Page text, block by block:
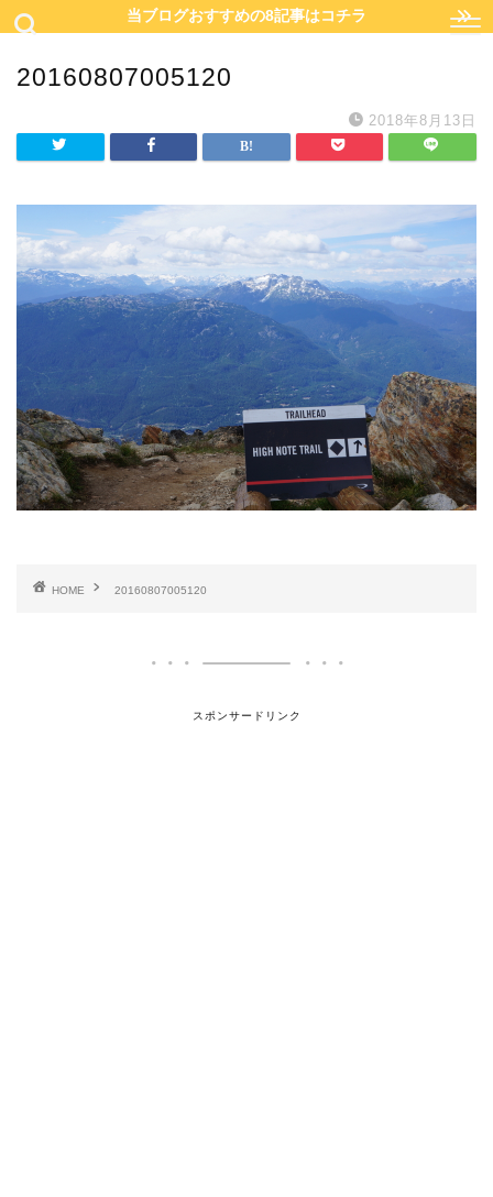
当ブログおすすめの8記事はコチラ
20160807005120
2018年8月13日
HOME 20160807005120
スポンサードリンク